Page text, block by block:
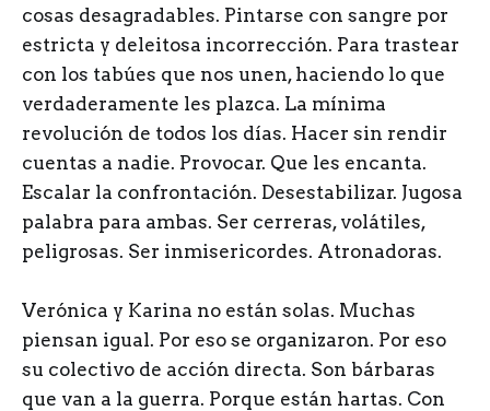
cosas desagradables. Pintarse con sangre por
estricta y deleitosa incorrección. Para trastear
con los tabúes que nos unen, haciendo lo que
verdaderamente les plazca. La mínima
revolución de todos los días. Hacer sin rendir
cuentas a nadie. Provocar. Que les encanta.
Escalar la confrontación. Desestabilizar. Jugosa
palabra para ambas. Ser cerreras, volátiles,
peligrosas. Ser inmisericordes. Atronadoras.
Verónica y Karina no están solas. Muchas
piensan igual. Por eso se organizaron. Por eso
su colectivo de acción directa. Son bárbaras
que van a la guerra. Porque están hartas. Con